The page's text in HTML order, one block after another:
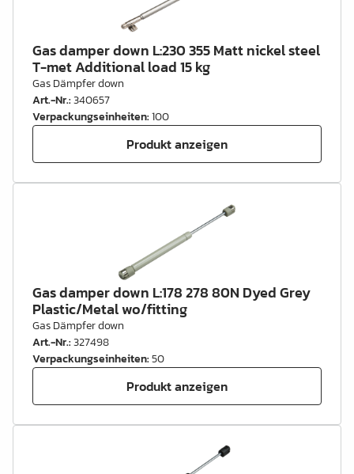
Gas damper down L:230 355 Matt nickel steel
T-met Additional load 15 kg
Gas Dämpfer down
Art.-Nr.:340657
Verpackungseinheiten:100
Produkt anzeigen
Gas damper down L:178 278 80N Dyed Grey
Plastic/Metal wo/fitting
Gas Dämpfer down
Art.-Nr.:327498
Verpackungseinheiten:50
Produkt anzeigen